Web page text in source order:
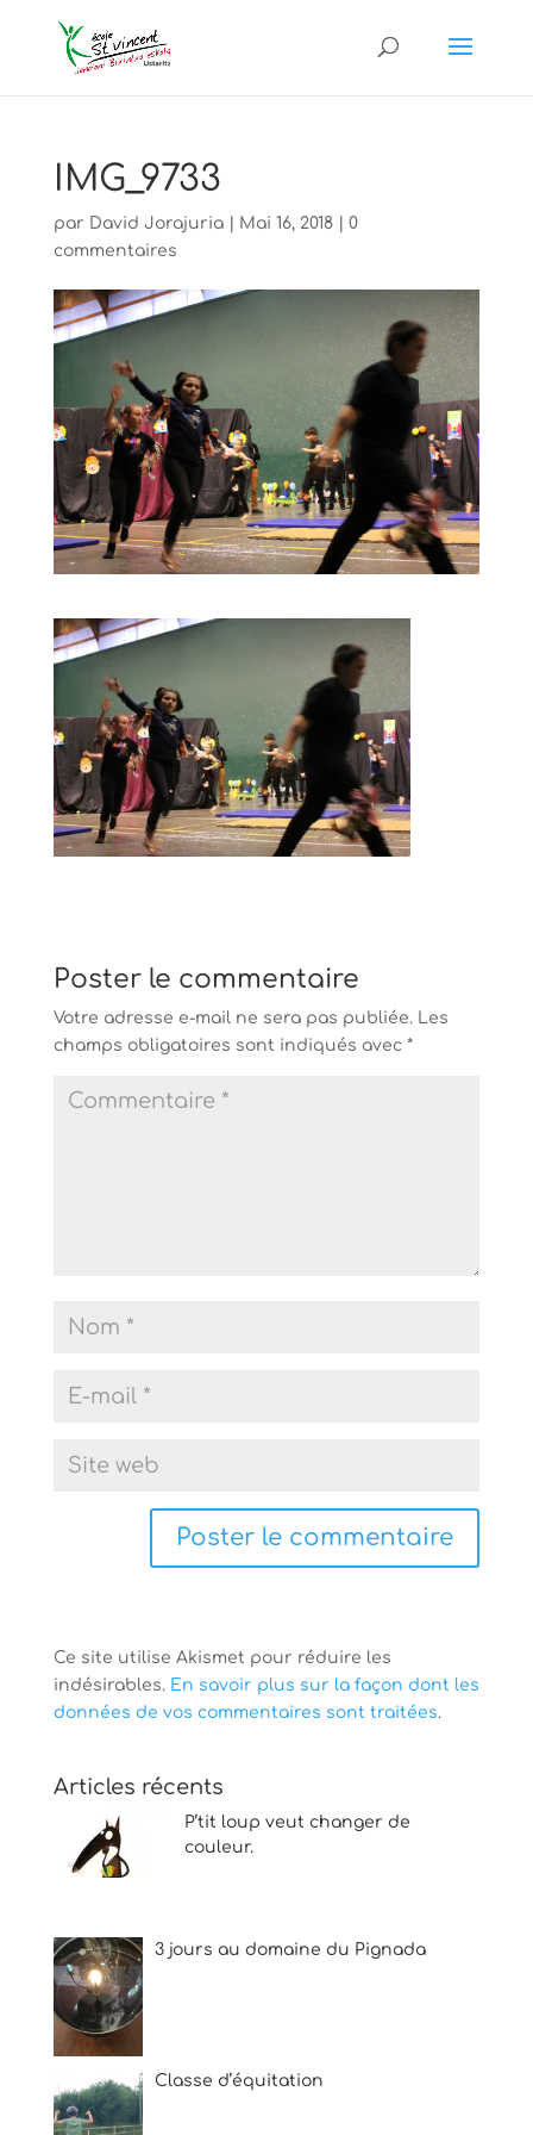
IMG_9733
par David Jorajuria| Mai 16, 2018| 0
commentaires
Poster le commentaire
Votre adresse e-mail ne sera pas publiée. Les
champs obligatoires sont indiqués avec *
Ce site utilise Akismet pour réduire les
indésirables. En savoir plus sur la façon dont les
données de vos commentaires sont traitées.
Articles récents
P’tit loup veut changer de
couleur.
3 jours au domaine du Pignada
Classe d’équitation